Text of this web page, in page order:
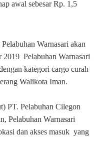
awal sebesar Rp. 1,5
Warnasari akan
2019 Pelabuhan Warnasari
kategori cargo curah
Walikota Iman.
PT. Pelabuhan Cilegon
Pelabuhan Warnasari
dan akses masuk yang